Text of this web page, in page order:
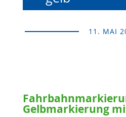
11. MAI
Gelbmarkierung